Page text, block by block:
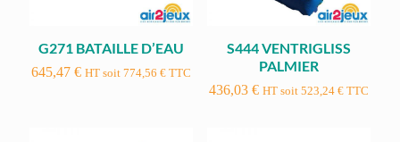
G271 BATAILLE D’EAU
645,47€ HT soit774,56€ TTC
S444 VENTRIGLISS
PALMIER
436,03 € HT soit 523,24 €TTC